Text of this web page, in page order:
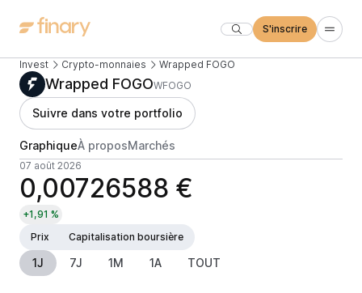
S'inscrire
Invest Crypto-monnaies Wrapped FOGO
Wrapped FOGOWFOGO
Suivre dans votre portfolio
GraphiqueÀ proposMarchés
07 août 2026
0,00726588 €
+1,91 %
Prix
Capitalisation boursière
1J 7J 1M 1A TOUT